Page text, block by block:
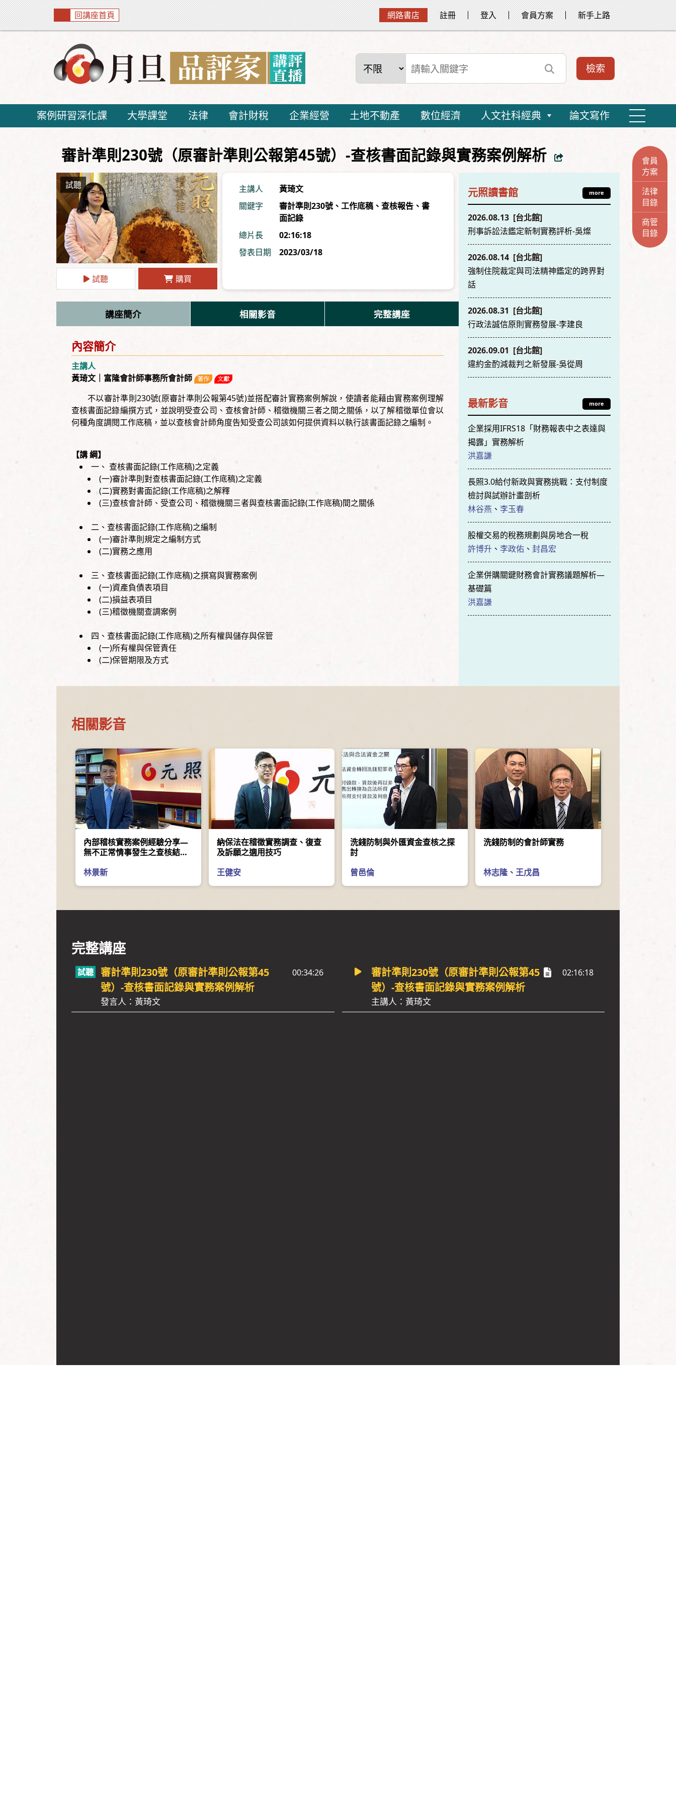
回講座首頁 網路書店 註冊 登入 會員方案 新手上路
案例研習深化課 大學課堂 法律 會計財稅 企業經營 土地不動產 數位經濟 人文社科經典 論文寫作
審計準則230號（原審計準則公報第45號）-查核書面記錄與實務案例解析
試聽 購買
主講人
黃琦文
關鍵字
審計準則230號、 工作底稿 、 查核報告 、 書
面記錄
總片長
02:16:18
發表日期
2023/03/18
講座簡介 相關影音 完整講座
內容簡介
主講人
黃琦文｜富隆會計師事務所會計師
不以審計準則230號(原審計準則公報第45號)並搭配審計實務案例解說，使讀者能藉由實務案例理解
查核書面記錄編撰方式，並說明受查公司、查核會計師、稽徵機關三者之間之關係，以了解稽徵單位會以
何種角度調閱工作底稿，並以查核會計師角度告知受查公司該如何提供資料以執行該書面記錄之編制。
【講 綱】
一、 查核書面記錄(工作底稿)之定義
(一)審計準則對查核書面記錄(工作底稿)之定義
(二)實務對書面記錄(工作底稿)之解釋
(三)查核會計師、受查公司、稽徵機關三者與查核書面記錄(工作底稿)間之關係
二、查核書面記錄(工作底稿)之編制
(一)審計準則規定之編制方式
(二)實務之應用
三、查核書面記錄(工作底稿)之撰寫與實務案例
(一)資產負債表項目
(二)損益表項目
(三)稽徵機關查調案例
四、查核書面記錄(工作底稿)之所有權與儲存與保管
(一)所有權與保管責任
(二)保管期限及方式
元照讀書館 more
2026.08.13 [台北館]
刑事訴訟法鑑定新制實務評析-吳燦
2026.08.14 [台北館]
強制住院裁定與司法精神鑑定的跨界對
話
2026.08.31 [台北館]
行政法誠信原則實務發展-李建良
2026.09.01 [台北館]
違約金酌減裁判之新發展-吳從周
最新影音 more
企業採用IFRS18「財務報表中之表達與
揭露」實務解析
洪嘉謙
長照3.0給付新政與實務挑戰：支付制度
檢討與試辦計畫剖析
林谷燕 、 李玉春
股權交易的稅務規劃與房地合一稅
許博升 、 李政佑 、 封昌宏
企業併購關鍵財務會計實務議題解析—
基礎篇
洪嘉謙
相關影音
內部稽核實務案例經驗分享—
無不正常情事發生之查核結果
林景新
納保法在稽徵實務調查、復查
及訴願之適用技巧
王健安
洗錢防制與外匯資金查核之探
討
曾邑倫
洗錢防制的會計師實務
林志隆、 王戊昌
完整講座
審計準則230號（原審計準則公報第45
號）-查核書面記錄與實務案例解析
發言人：黃琦文
00:34:26
審計準則230號（原審計準則公報第45
號）-查核書面記錄與實務案例解析
主講人：黃琦文
02:16:18
會員
方案
法律
目錄
商管
目錄